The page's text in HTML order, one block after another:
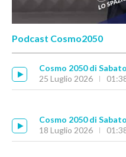
Podcast Cosmo2050
Cosmo 2050 di
25 Luglio 2026
Cosmo 2050 di
18 Luglio 2026